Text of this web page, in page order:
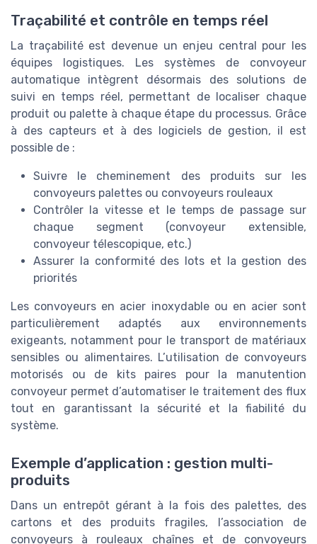
Traçabilité et contrôle en temps réel
La traçabilité est devenue un enjeu central pour les
équipes logistiques. Les systèmes de convoyeur
automatique intègrent désormais des solutions de
suivi en temps réel, permettant de localiser chaque
produit ou palette à chaque étape du processus. Grâce
à des capteurs et à des logiciels de gestion, il est
possible de :
Suivre le cheminement des produits sur les
convoyeurs palettes ou convoyeurs rouleaux
Contrôler la vitesse et le temps de passage sur
chaque segment (convoyeur extensible,
convoyeur télescopique, etc.)
Assurer la conformité des lots et la gestion des
priorités
Les convoyeurs en acier inoxydable ou en acier sont
particulièrement adaptés aux environnements
exigeants, notamment pour le transport de matériaux
sensibles ou alimentaires. L’utilisation de convoyeurs
motorisés ou de kits paires pour la manutention
convoyeur permet d’automatiser le traitement des flux
tout en garantissant la sécurité et la fiabilité du
système.
Exemple d’application : gestion multi-
produits
Dans un entrepôt gérant à la fois des palettes, des
cartons et des produits fragiles, l’association de
convoyeurs à rouleaux chaînes et de convoyeurs